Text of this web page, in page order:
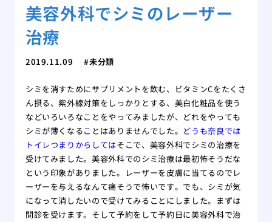
美容外科でシミのレーザー
治療
2019.11.09 未分類
シミを消すためにサプリメントを飲む、ビタミンCをたくさ
ん摂る、紫外線対策をしっかりとする、美白化粧品を使う
などいろいろなことをやってみましたが、どれをやっても
シミが薄くなることはありませんでした。 どうも奈良では
トイレつまりからしてはそこで、美容外科でシミの治療を
受けてみました。美容外科でのシミ治療は最初怖そうだな
という印象がありました。レーザーを皮膚に当てるのでレ
ーザーを与えるなんて痛そうで怖いです。でも、シミが気
になって消したいので受けてみることにしました。まずは
問診を受けます。そして予約をして予約日に美容外科で治